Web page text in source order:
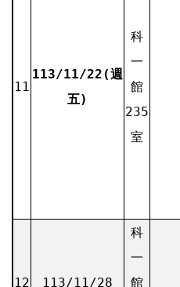
11
113/11/22(週
五)
科
一
館
235
室
12 113/11/28
科
一
館